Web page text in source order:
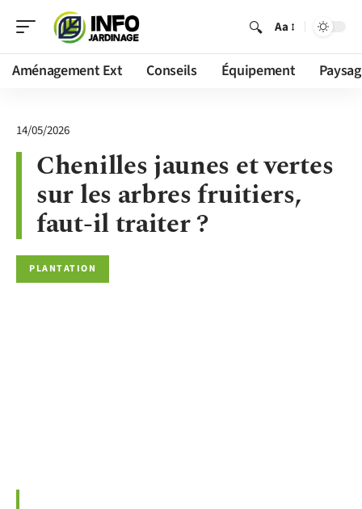
Aa
Aménagement Ext Conseils Équipement
14/05/2026
Chenilles jaunes et vertes
sur les arbres fruitiers,
faut-il traiter ?
PLANTATION